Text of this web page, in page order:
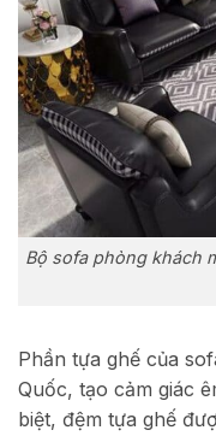
Bộ sofa phòng khách
Phần tựa ghế của
Quốc, tạo cảm giác
biệt, đệm tựa ghế